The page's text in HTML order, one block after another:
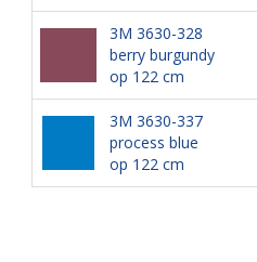
3M 3630-328
berry burgundy
op 122 cm
3M 3630-337
process blue
op 122 cm